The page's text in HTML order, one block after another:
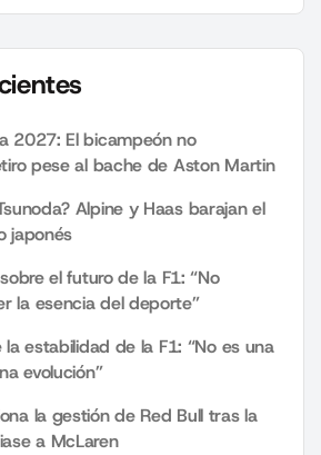
2027: El bicampeón no
pese al bache de Aston Martin
Alpine y Haas barajan el
japonés
el futuro de la F1: “No
la esencia del deporte”
la estabilidad de la F1: “No es una
evolución”
la gestión de Red Bull tras la
a McLaren